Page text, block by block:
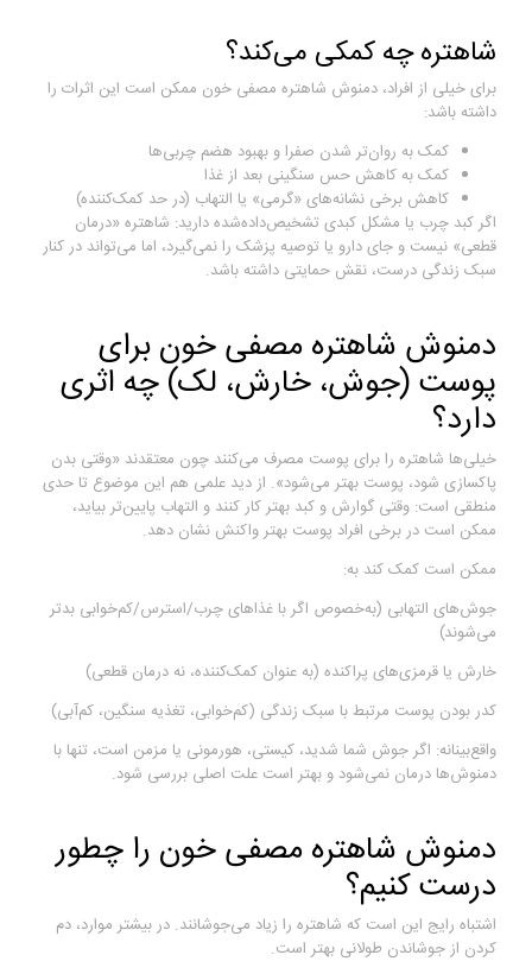
شاهتره چه کمکی می‌کند؟
برای خیلی از افراد، دمنوش شاهتره مصفی خون ممکن است این اثرات را
داشته باشد:
کمک به روان‌تر شدن صفرا و بهبود هضم چربی‌ها
کمک به کاهش حس سنگینی بعد از غذا
کاهش برخی نشانه‌های «گرمی» یا التهاب (در حد کمک‌کننده)
اگر کبد چرب یا مشکل کبدی تشخیص‌داده‌شده دارید: شاهتره «درمان
قطعی» نیست و جای دارو یا توصیه پزشک را نمی‌گیرد، اما می‌تواند در کنار
سبک زندگی درست، نقش حمایتی داشته باشد.
دمنوش شاهتره مصفی خون برای
پوست (جوش، خارش، لک) چه اثری
دارد؟
خیلی‌ها شاهتره را برای پوست مصرف می‌کنند چون معتقدند «وقتی بدن
پاکسازی شود، پوست بهتر می‌شود». از دید علمی هم این موضوع تا حدی
منطقی است: وقتی گوارش و کبد بهتر کار کنند و التهاب پایین‌تر بیاید،
ممکن است در برخی افراد پوست بهتر واکنش نشان دهد.
ممکن است کمک کند به:
جوش‌های التهابی (به‌خصوص اگر با غذاهای چرب/استرس/کم‌خوابی بدتر
می‌شوند)
خارش یا قرمزی‌های پراکنده (به عنوان کمک‌کننده، نه درمان قطعی)
کدر بودن پوست مرتبط با سبک زندگی (کم‌خوابی، تغذیه سنگین، کم‌آبی)
واقع‌بینانه: اگر جوش شما شدید، کیستی، هورمونی یا مزمن است، تنها با
دمنوش‌ها درمان نمی‌شود و بهتر است علت اصلی بررسی شود.
دمنوش شاهتره مصفی خون را چطور
درست کنیم؟
اشتباه رایج این است که شاهتره را زیاد می‌جوشانند. در بیشتر موارد، دم
کردن از جوشاندن طولانی بهتر است.